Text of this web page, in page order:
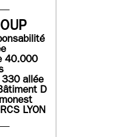
40.000
allée
D
LYON